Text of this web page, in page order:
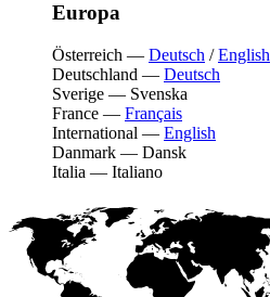
Europa
Österreich — Deutsch /English
Deutschland — Deutsch
Sverige — Svenska
France — Français
International — English
Danmark — Dansk
Italia — Italiano